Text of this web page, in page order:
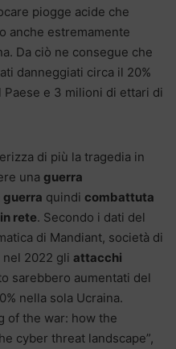
piogge acide che
anche estremamente
Da ciò ne consegue che
danneggiati circa il 20%
e 3 milioni di ettari di
di più la tragedia in
una guerra
guerra quindi combattuta
in rete. Secondo i dati del
di Mandiant, società di
2022 gli attacchi
sarebbero aumentati del
nella sola Ucraina.
of the war: how the
cyber threat landscape”,